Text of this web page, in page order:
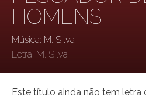
HOMENS
Música: M. Silva
Letra: M. Silva
Este título ainda não tem letra